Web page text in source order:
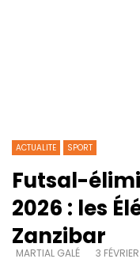
ACTUALITE SPORT
Futsal-
2026 : les
Zanzibar
MARTIAL GALÉ 3